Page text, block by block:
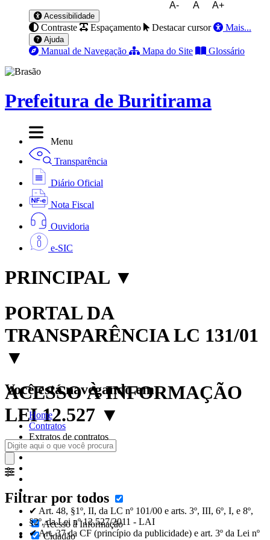
A- A A+
Acessibilidade
Contraste Espaçamento Destacar cursor Mais...
Ajuda
Manual de Navegação Mapa do Site Glossário
Prefeitura de Buritirama
Menu
Transparência
Diário Oficial
Nota Fiscal
Ouvidoria
e-SIC
PRINCIPAL ▼
PORTAL DA
TRANSPARÊNCIA LC 131/01
▼
ACESSO À INFORMAÇÃO
LEI 12.527 ▼
Filtrar por todos
Acesso à Informação
Cidadão
Você está navegando em:
Home
Contratos
Extratos de contratos
✔ Art. 48, §1º, II, da LC nº 101/00 e arts. 3º, III, 6º, I, e 8º,
§2º, da Lei nº 12.527/2011 - LAI
✔ Art. 37 da CF (princípio da publicidade) e art. 3º da Lei nº